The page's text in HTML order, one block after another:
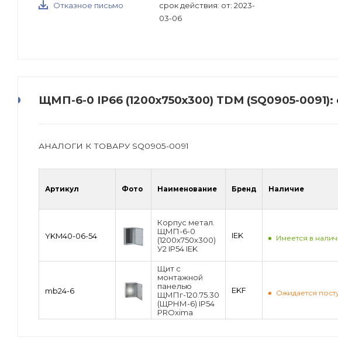
Отказное письмо
срок действия: от: 2023-
03-06
ЩМП-6-0 IP66 (1200х750х300) TDM (SQ0905-
АНАЛОГИ К ТОВАРУ SQ0905-0091
Артикул Фото Наименование Бренд Наличие
YKM40-06-54
Корпус метал.
ЩМП-6-0
(1200х750х300)
У2 IP54 IEK
IEK Имеется в
mb24-6
Щит с
монтажной
панелью
ЩМПг-120.75.30
(ЩРНМ-6) IP54
PROxima
EKF Ожидается